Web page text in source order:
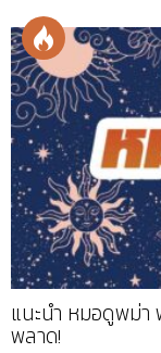
แนะนำ หมอดูพม่
พลาด!